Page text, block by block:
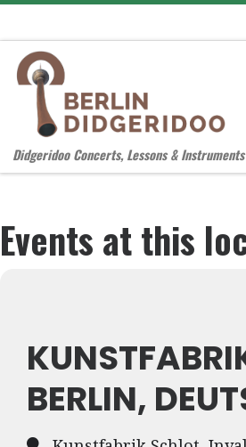
Didgeridoo Concerts, Lessons & Instruments
Events at this
ERLIN,